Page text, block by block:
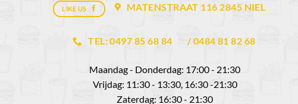
LIKE US MATENSTRAAT 116 2845 NIEL
TEL: 0497 85 68 84 / 0484 81 82 68
Maandag - Donderdag: 17:00 - 21:30
Vrijdag: 11:30 - 13:30, 16:30 -21:30
Zaterdag: 16:30 - 21:30